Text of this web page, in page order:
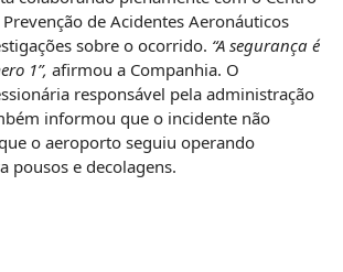
de Acidentes Aeronáuticos
sobre o ocorrido. “A segurança é
1”, afirmou a Companhia. O
responsável pela administração
informou que o incidente não
o aeroporto seguiu operando
pousos e decolagens.